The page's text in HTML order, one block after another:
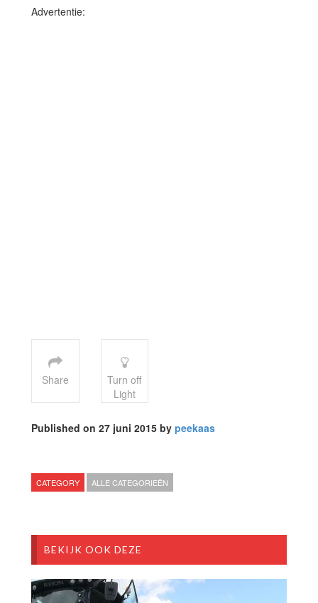
Advertentie:
Share
Turn off
Light
Published on 27 juni 2015 by peekaas
CATEGORY ALLE CATEGORIEËN
BEKIJK OOK DEZE